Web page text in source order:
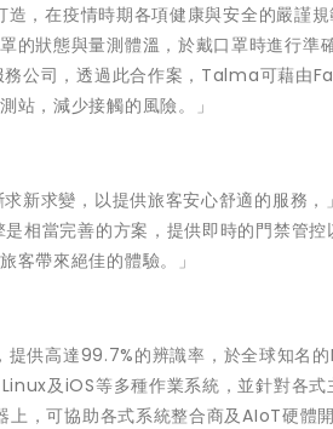
，在疫情時期各項健康與安全的嚴謹
的狀態與量測體溫，於戴口罩時進行準
公司，透過此合作案，Talma可藉由
站，減少接觸的風險。」
新求變，以提供旅客安心舒適的服務
當完善的方案，提供即時的門禁管控
客帶來絕佳的體驗。」
供高達99.7%的辨識率，於全球知名的
及iOS等多種作業系統，並針對各式
，可協助各式系統整合商及AIoT硬體